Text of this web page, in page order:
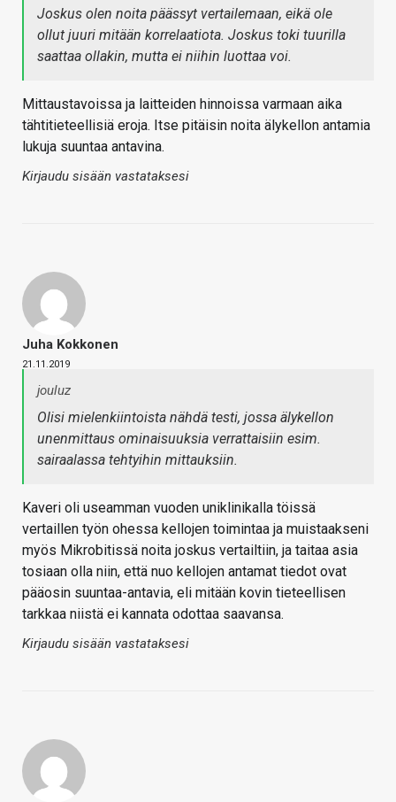
Joskus olen noita päässyt vertailemaan, eikä ole
ollut juuri mitään korrelaatiota. Joskus toki tuurilla
saattaa ollakin, mutta ei niihin luottaa voi.
Mittaustavoissa ja laitteiden hinnoissa varmaan aika
tähtitieteellisiä eroja. Itse pitäisin noita älykellon antamia
lukuja suuntaa antavina.
Kirjaudu sisään vastataksesi
Juha Kokkonen
21.11.2019
jouluz
Olisi mielenkiintoista nähdä testi, jossa älykellon
unenmittaus ominaisuuksia verrattaisiin esim.
sairaalassa tehtyihin mittauksiin.
Kaveri oli useamman vuoden uniklinikalla töissä
vertaillen työn ohessa kellojen toimintaa ja muistaakseni
myös Mikrobitissä noita joskus vertailtiin, ja taitaa asia
tosiaan olla niin, että nuo kellojen antamat tiedot ovat
pääosin suuntaa-antavia, eli mitään kovin tieteellisen
tarkkaa niistä ei kannata odottaa saavansa.
Kirjaudu sisään vastataksesi